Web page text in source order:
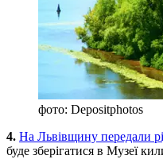
фото: Depositphotos
4. На Львівщину передали
буде зберігатися в Музеї